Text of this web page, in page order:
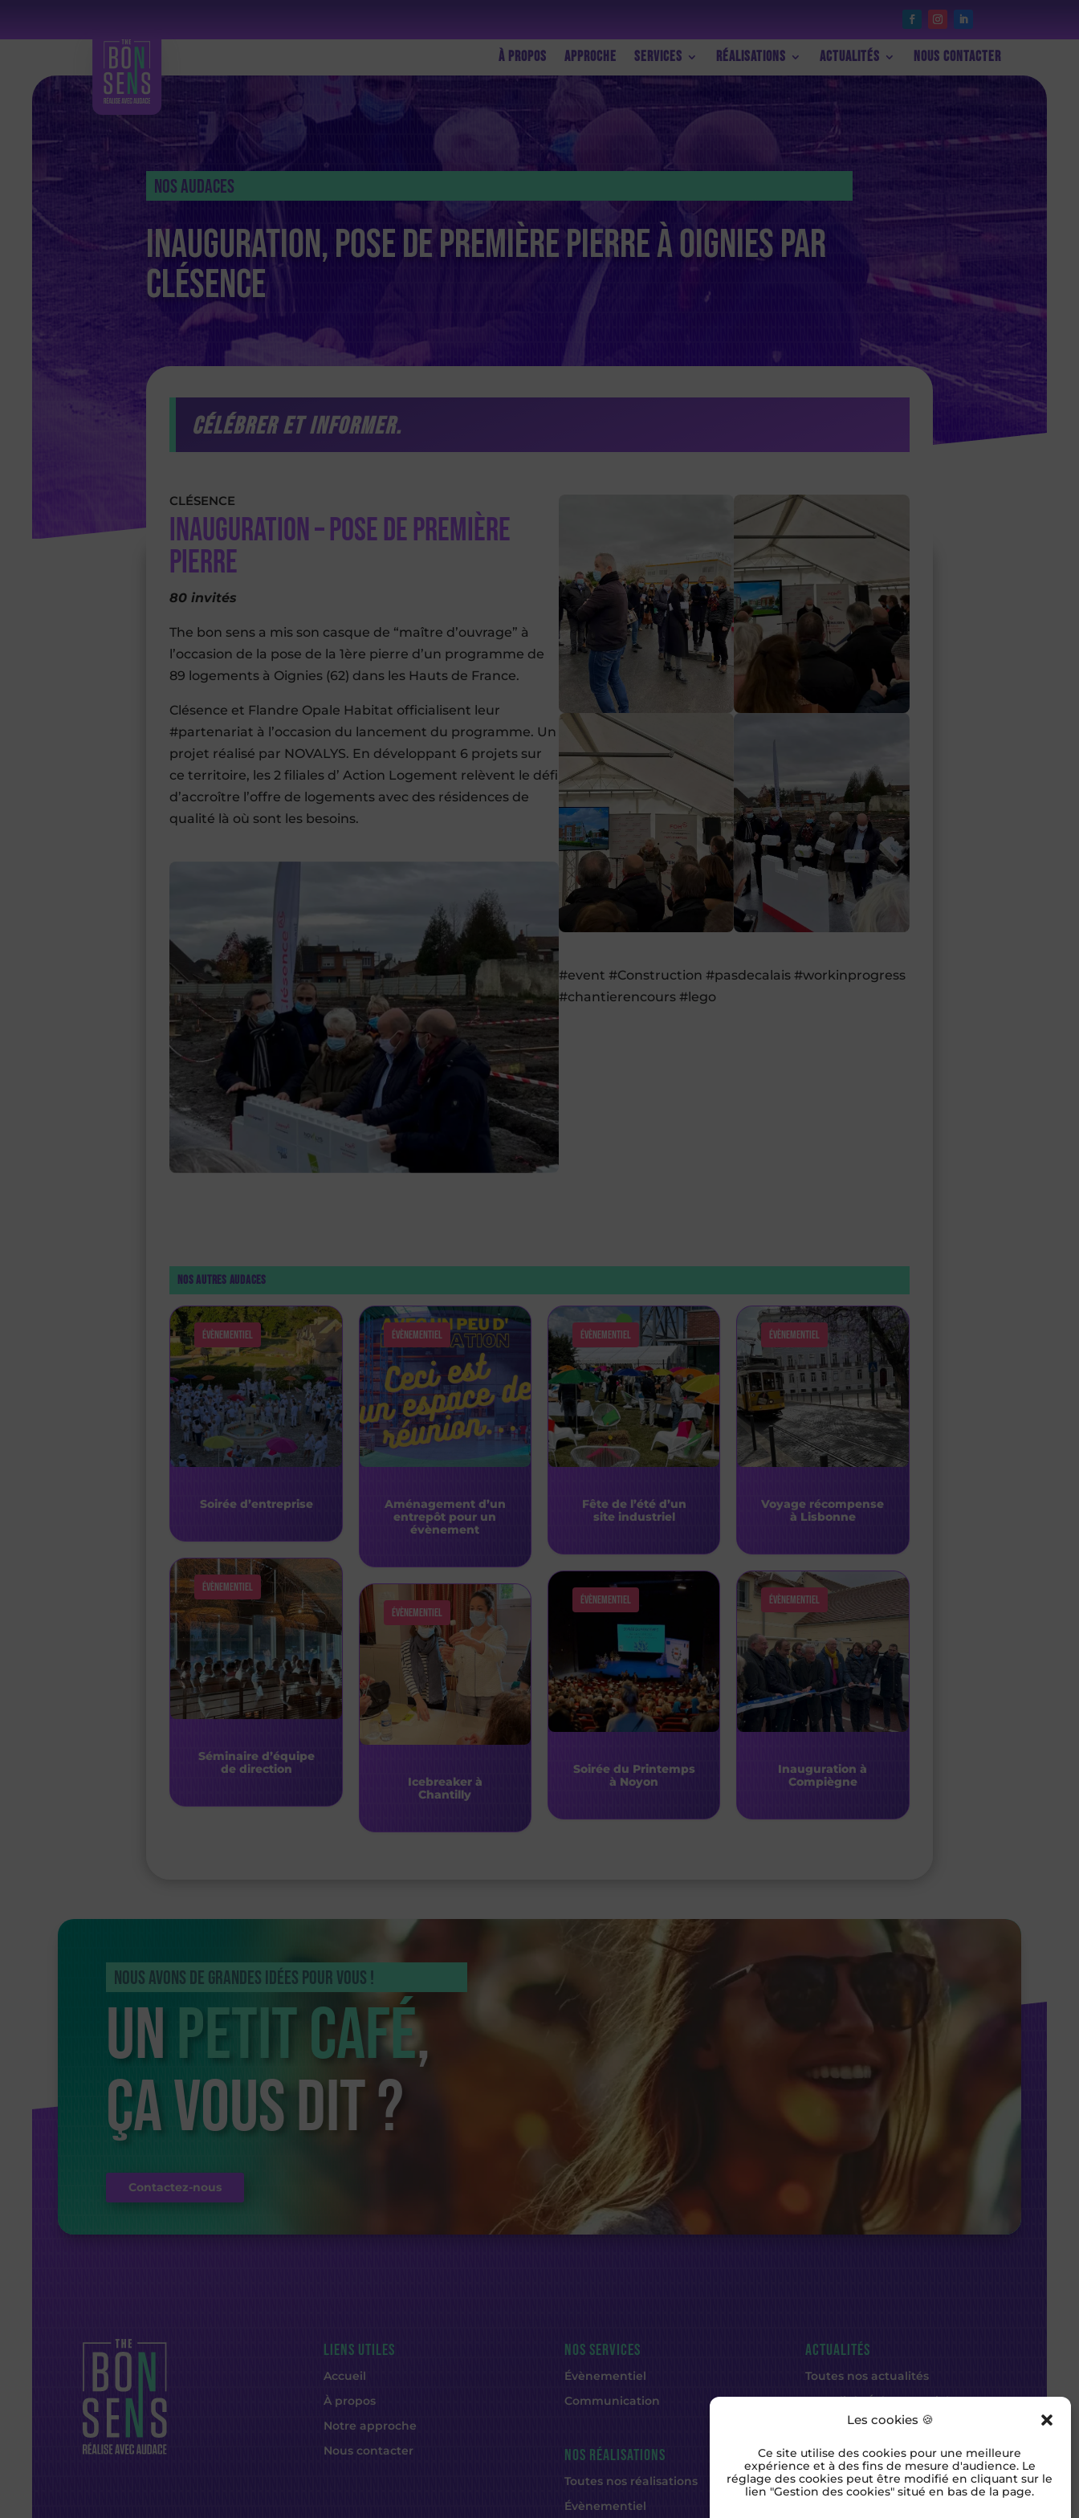
Les cookies 🍪
Ce site utilise des cookies pour une meilleure
expérience et à des fins de mesure d'audience. Le
réglage des cookies peut être modifié en cliquant sur le
lien "Gestion des cookies" situé en bas de la page.
À propos Approche Services Réalisations Actualités Nous contacter
Nos Audaces
Inauguration, pose de première pierre à Oignies par
Clésence
Célébrer et informer.
CLÉSENCE
Inauguration – Pose de première
pierre
80 invités
The bon sens a mis son casque de “maître d’ouvrage” à
l’occasion de la pose de la 1ère pierre d’un programme de
89 logements à Oignies (62) dans les Hauts de France.
Clésence et Flandre Opale Habitat officialisent leur
#partenariat à l’occasion du lancement du programme. Un
projet réalisé par NOVALYS. En développant 6 projets sur
ce territoire, les 2 filiales d’ Action Logement relèvent le défi
d’accroître l’offre de logements avec des résidences de
qualité là où sont les besoins.
#event #Construction #pasdecalais #workinprogress
#chantierencours #lego
Nos autres audaces
Évènementiel
Soirée d’entreprise
Évènementiel
Aménagement d’un
entrepôt pour un
évènement
Évènementiel
Fête de l’été d’un
site industriel
Évènementiel
Voyage récompense
à Lisbonne
Évènementiel
Séminaire d’équipe
de direction
Évènementiel
Soirée du Printemps
à Noyon
Évènementiel
Inauguration à
Compiègne
Évènementiel
Icebreaker à
Chantilly
Nous avons de grandes idées pour vous !
Unpetit café,
ça vous dit ?
Contactez-nous
LIENS UTILES
Accueil
À propos
Notre approche
Nous contacter
NOS SERVICES
Évènementiel
Communication
NOS RÉALISATIONS
Toutes nos réalisations
Évènementiel
ACTUALITÉS
Toutes nos actualités
Actualités Évènementiel
Actualités Communication
NOUS SUIVRE